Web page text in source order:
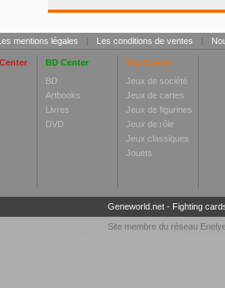
mentions légales | Les conditions de ventes |
BD Center
BD
Artbooks
Livres
DVD
Toy Center
Jeux de société
Jeux de cartes
Jeux de figurines
Jeux de rôle
Jeux classiques
Jouets
Geneworld.net- Fighting
Site membre du réseau